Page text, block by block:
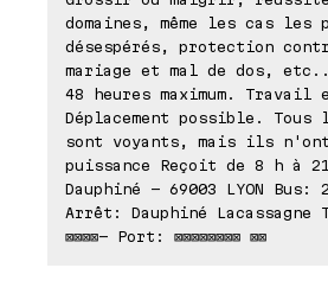
domaines, même les cas les
désespérés, protection
mariage et mal de dos,
48 heures maximum. Travail
Déplacement possible. Tous
sont voyants, mais ils n'ont
puissance Reçoit de 8 h à
Dauphiné - 69003 LYON
Arrêt: Dauphiné Lacassagne
⊠⊠⊠⊠- Port: ⊠⊠⊠⊠⊠⊠⊠⊠ ⊠⊠